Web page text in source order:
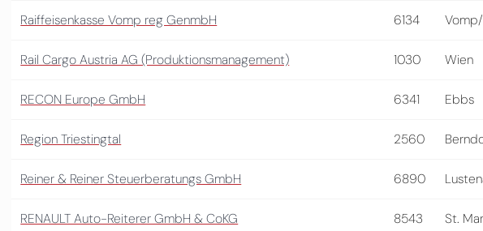
Raiffeisenkasse Vomp reg GenmbH 6134
Rail Cargo Austria AG (Produktionsmanagement) 1030 Wien
RECON Europe GmbH 6341 Ebbs
Region Triestingtal 2560
Reiner & Reiner Steuerberatungs GmbH 6890
RENAULT Auto-Reiterer GmbH & CoKG 8543 St.